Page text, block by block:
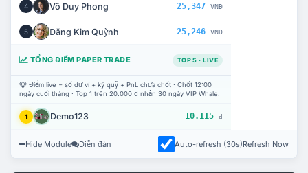
4 Võ Duy Phong 25,347 VNĐ
5 Đặng Kim Quỳnh 25,246 VNĐ
TỔNG ĐIỂM PAPER TRADE TOP 5 · LIVE
Điểm live = số dư ví + ký quỹ + PnL chưa chốt · Chốt 12:00
ngày cuối tháng · Top 1 trên 20.000 đ nhận 30 ngày VIP Whale.
1 Demo123 10.115 đ
Hide Module Diễn đàn Auto-refresh (30s)Refresh Now